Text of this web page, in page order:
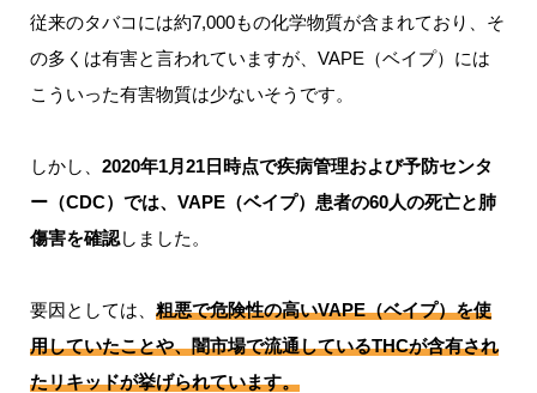
従来のタバコには約7,000もの化学物質が含まれており、そ
の多くは有害と言われていますが、VAPE（ベイプ）には
こういった有害物質は少ないそうです。
しかし、 2020年1月21日時点で疾病管理および予防センタ
ー（CDC）では、VAPE（ベイプ）患者の60人の死亡と肺
傷害を確認しました。
要因としては、 粗悪で危険性の高いVAPE（ベイプ）を使
用していたことや、闇市場で流通しているTHCが含有され
たリキッドが挙げられています。